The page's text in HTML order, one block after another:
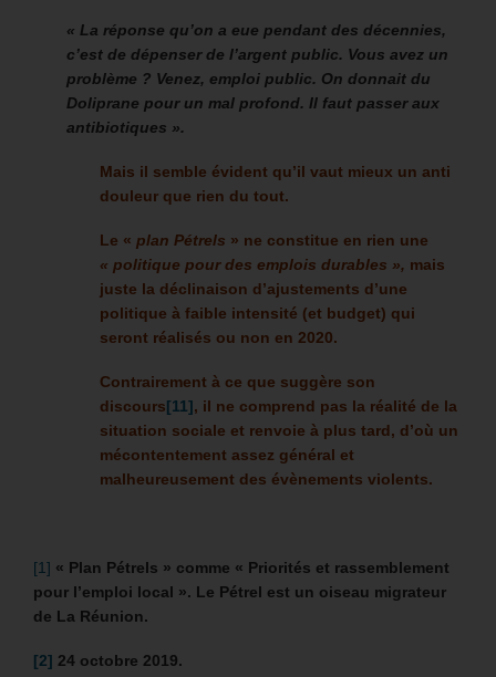
« La réponse qu’on a eue pendant des décennies,
c’est de dépenser de l’argent public. Vous avez un
problème ? Venez, emploi public. On donnait du
Doliprane pour un mal profond. Il faut passer aux
antibiotiques ».
Mais il semble évident qu’il vaut mieux un anti
douleur que rien du tout.
Le « plan Pétrels » ne constitue en rien une
« politique pour des emplois durables », mais
juste la déclinaison d’ajustements d’une
politique à faible intensité (et budget) qui
seront réalisés ou non en 2020.
Contrairement à ce que suggère son
discours[11], il ne comprend pas la réalité de la
situation sociale et renvoie à plus tard, d’où un
mécontentement assez général et
malheureusement des évènements violents.
[1] « Plan Pétrels » comme « Priorités et rassemblement
pour l’emploi local ». Le Pétrel est un oiseau migrateur
de La Réunion.
[2] 24 octobre 2019.